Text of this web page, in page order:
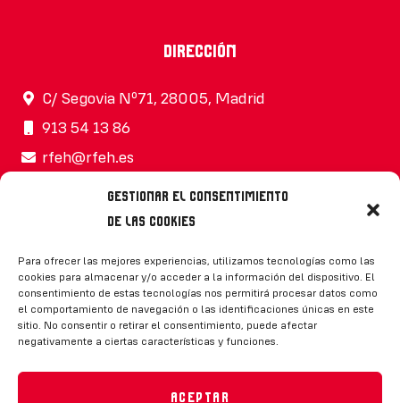
Gestionar el consentimiento
de las cookies
Para ofrecer las mejores experiencias, utilizamos tecnologías como las
cookies para almacenar y/o acceder a la información del dispositivo. El
consentimiento de estas tecnologías nos permitirá procesar datos como
el comportamiento de navegación o las identificaciones únicas en este
sitio. No consentir o retirar el consentimiento, puede afectar
negativamente a ciertas características y funciones.
Aceptar
Dirección
C/ Segovia Nº71, 28005, Madrid
913 54 13 86
rfeh@rfeh.es
Síguenos